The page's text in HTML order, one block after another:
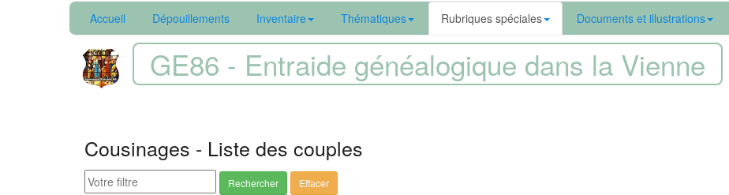
Accueil Dépouillements Inventaire Thématiques Rubriques spéciales Documents et illustrations
GE86 - Entraide généalogique dans la Vienne
Cousinages - Liste des couples
Rechercher Effacer